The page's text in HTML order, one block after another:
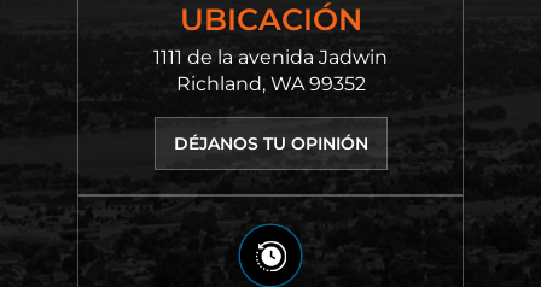
UBICACIÓN
1111 de la avenida Jadwin
Richland, WA 99352
DÉJANOS TU OPINIÓN